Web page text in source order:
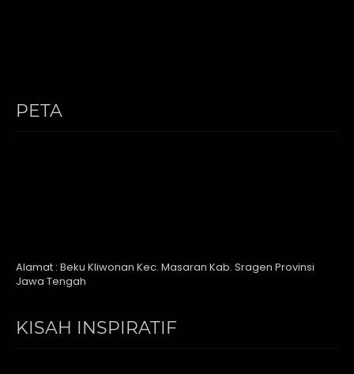
PETA
Alamat : Beku Kliwonan Kec. Masaran Kab. Sragen Provinsi
Jawa Tengah
KISAH INSPIRATIF